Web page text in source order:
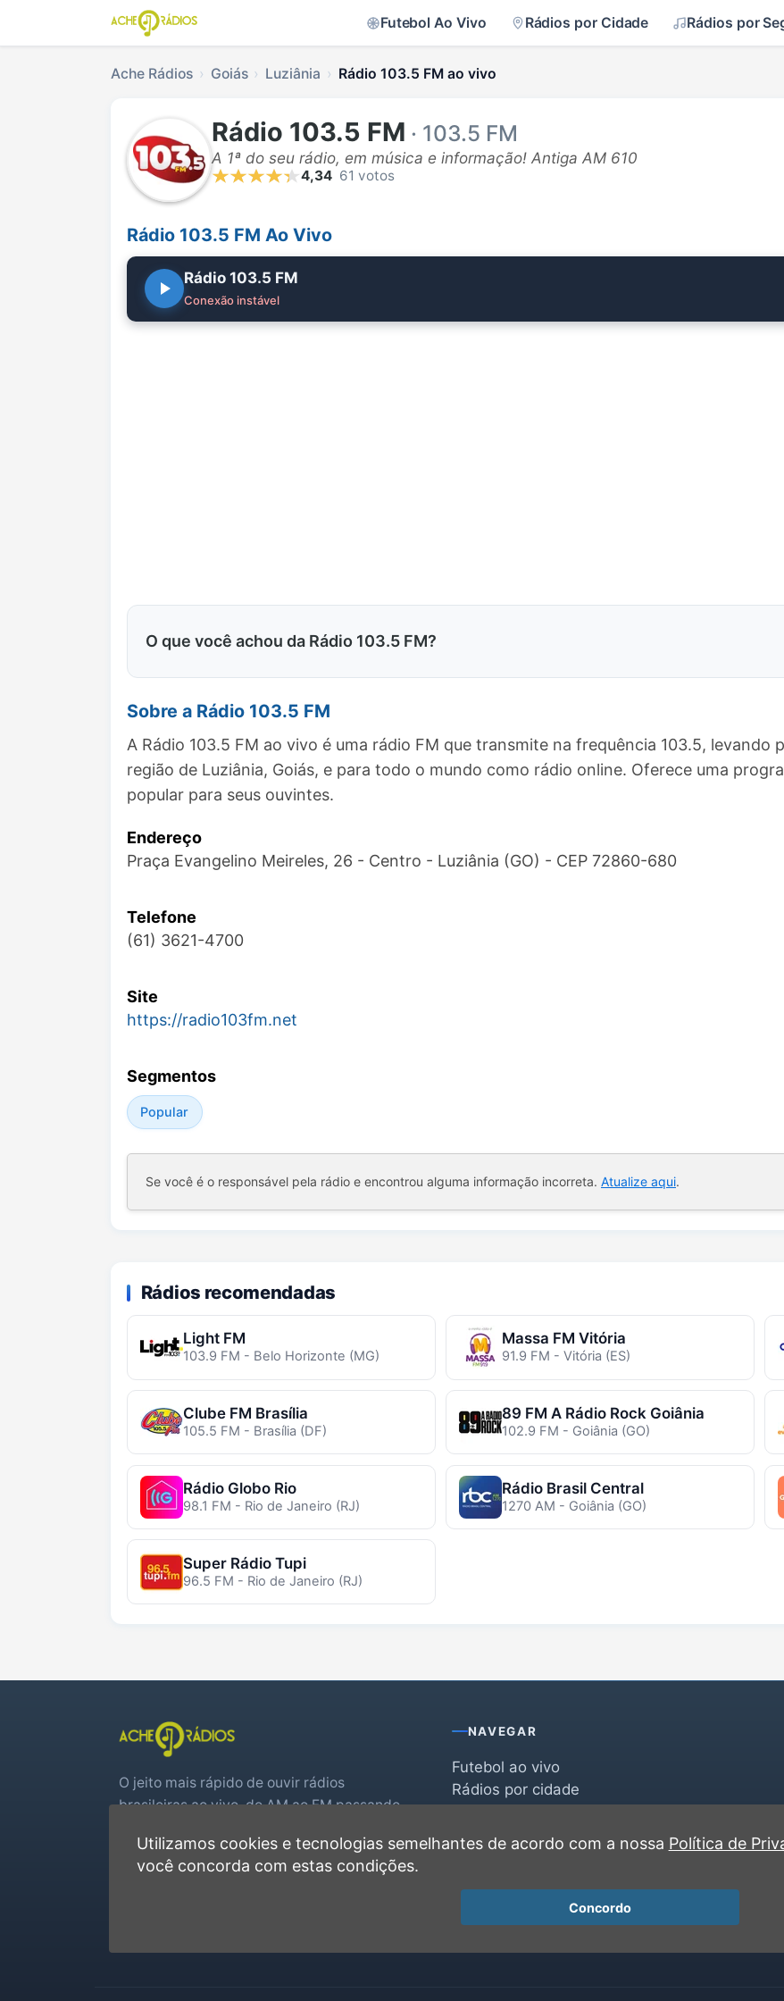
Futebol Ao Vivo Rádios por Cidade Rádios por
Ache Rádios Goiás Luziânia Rádio 103.5 FM ao vivo
Rádio 103.5 FM · 103.5 FM
A 1ª do seu rádio, em música e informação! Antiga AM 610
4,34 61 votos
Rádio 103.5 FM Ao Vivo
Rádio 103.5 FM
Conexão instável
O que você achou da Rádio 103.5 FM?
Sobre a Rádio 103.5 FM
A Rádio 103.5 FM ao vivo é uma rádio FM que transmite na frequência 103.5, levando
região de Luziânia, Goiás, e para todo o mundo como rádio online. Oferece uma
popular para seus ouvintes.
Endereço
Praça Evangelino Meireles, 26 - Centro - Luziânia (GO) - CEP 72860-680
Telefone
(61) 3621-4700
Site
https://radio103fm.net
Segmentos
Popular
Se você é o responsável pela rádio e encontrou alguma informação incorreta. Atualize aqui.
Rádios recomendadas
Light FM
103.9 FM - Belo Horizonte (MG)
Massa FM Vitória
91.9 FM - Vitória (ES)
Clube FM Brasília
105.5 FM - Brasília (DF)
89 FM A Rádio Rock Goiânia
102.9 FM - Goiânia (GO)
Rádio Globo Rio
98.1 FM - Rio de Janeiro (RJ)
Rádio Brasil Central
1270 AM - Goiânia (GO)
Super Rádio Tupi
96.5 FM - Rio de Janeiro (RJ)
O jeito mais rápido de ouvir rádios
brasileiras ao vivo, do AM ao FM passando
real.
NAVEGAR
Futebol ao vivo
Rádios por cidade
Favoritas
Utilizamos cookies e tecnologias semelhantes de acordo com a nossa Política de
você concorda com estas condições.
Concordo